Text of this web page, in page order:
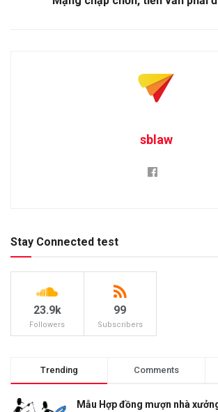
sblaw
Stay Connected test
23.9k
Followers
99
Subscribers
Trending Comments
Mẫu Hợp đồng mượn nhà